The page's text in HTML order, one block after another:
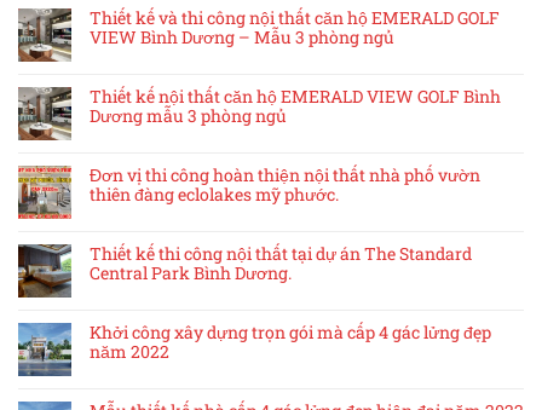
Thiết kế và thi công nội thất căn hộ EMERALD GOLF
VIEW Bình Dương – Mẫu 3 phòng ngủ
Thiết kế nội thất căn hộ EMERALD VIEW GOLF Bình
Dương mẫu 3 phòng ngủ
Đơn vị thi công hoàn thiện nội thất nhà phố vườn
thiên đàng eclolakes mỹ phước.
Thiết kế thi công nội thất tại dự án The Standard
Central Park Bình Dương.
Khởi công xây dựng trọn gói mà cấp 4 gác lửng đẹp
năm 2022